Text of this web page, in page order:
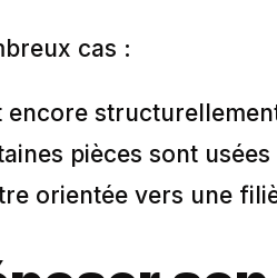
cas :
encore
pièces sont usées
orientée vers une